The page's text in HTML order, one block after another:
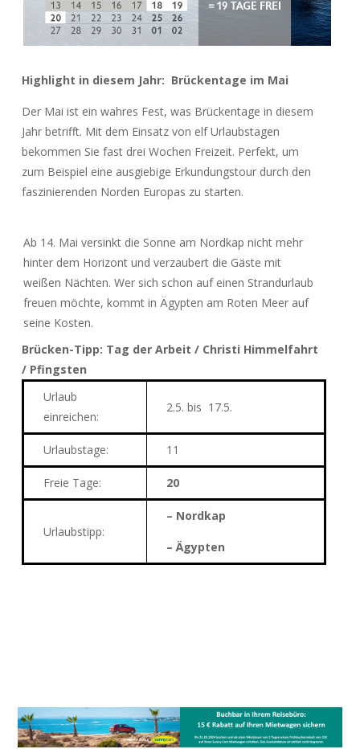
Highlight in diesem Jahr: Brückentage im Mai
Der Mai ist ein wahres Fest, was Brückentage in diesem
Jahr betrifft. Mit dem Einsatz von elf Urlaubstagen
bekommen Sie fast drei Wochen Freizeit. Perfekt, um
zum Beispiel eine ausgiebige Erkundungstour durch den
faszinierenden Norden Europas zu starten.
Ab 14. Mai versinkt die Sonne am Nordkap nicht mehr
hinter dem Horizont und verzaubert die Gäste mit
weißen Nächten.Wer sich schon auf einen Strandurlaub
freuen möchte, kommt in Ägypten am Roten Meer auf
seine Kosten.
Brücken-Tipp: Tag der Arbeit / Christi Himmelfahrt
/ Pfingsten
Urlaub
einreichen:
2.5. bis 17.5.
Urlaubstage: 11
Freie Tage: 20
Urlaubstipp:
– Nordkap
– Ägypten